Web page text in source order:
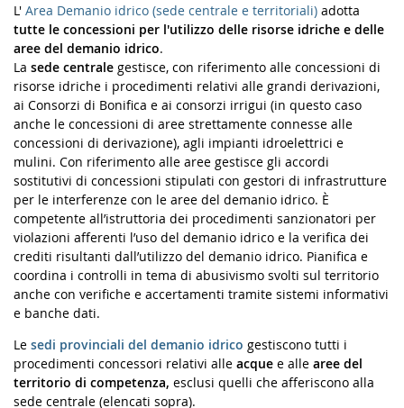
L' Area Demanio idrico (sede centrale e territoriali)adotta
tutte le concessioni per l'utilizzo delle risorse idriche e delle
aree del demanio idrico.
La sede centralegestisce, con riferimento alle concessioni di
risorse idriche i procedimenti relativi alle grandi derivazioni,
ai Consorzi di Bonifica e ai consorzi irrigui (in questo caso
anche le concessioni di aree strettamente connesse alle
concessioni di derivazione), agli impianti idroelettrici e
mulini. Con riferimento alle aree gestisce gli accordi
sostitutivi di concessioni stipulati con gestori di infrastrutture
per le interferenze con le aree del demanio idrico. È
competente all’istruttoria dei procedimenti sanzionatori per
violazioni afferenti l’uso del demanio idrico e la verifica dei
crediti risultanti dall’utilizzo del demanio idrico. Pianifica e
coordina i controlli in tema di abusivismo svolti sul territorio
anche con verifiche e accertamenti tramite sistemi informativi
e banche dati.
Le sedi provinciali del demanio idrico gestiscono tutti i
procedimenti concessori relativi alle acquee alle aree del
territorio di competenza, esclusi quelli che afferiscono alla
sede centrale (elencati sopra).